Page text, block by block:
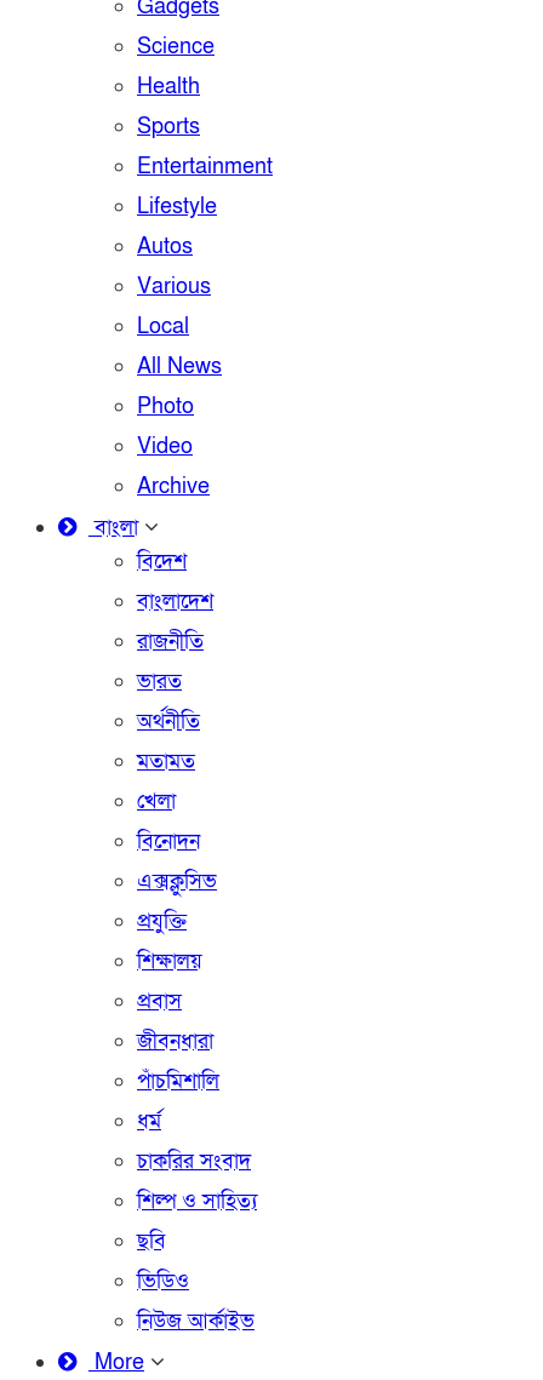
Gadgets
Science
Health
Sports
Entertainment
Lifestyle
Autos
Various
Local
All News
Photo
Video
Archive
বাংলা
বিদেশ
বাংলাদেশ
রাজনীতি
ভারত
অর্থনীতি
মতামত
খেলা
বিনোদন
এক্সক্লুসিভ
প্রযুক্তি
শিক্ষালয়
প্রবাস
জীবনধারা
পাঁচমিশালি
ধর্ম
চাকরির সংবাদ
শিল্প ও সাহিত্য
ছবি
ভিডিও
নিউজ আর্কাইভ
More